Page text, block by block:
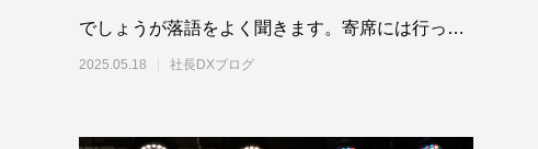
でしょうが落語をよく聞きます。寄席には行った
ことがありませんので様々
2025.05.18 社長DXブログ